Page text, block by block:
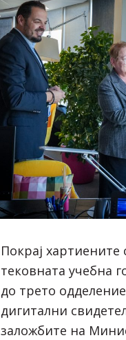
Покрај хартиените
тековната учебна
до трето
дигитални
заложбите на